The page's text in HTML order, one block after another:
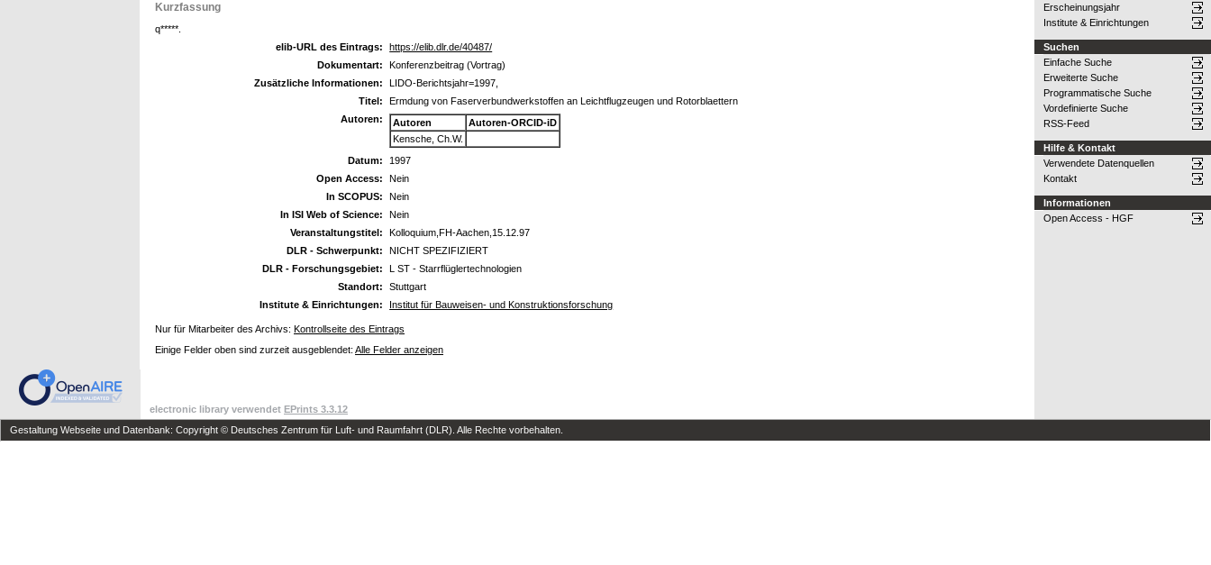
Kurzfassung
q*****.
elib-URL des Eintrags:
https://elib.dlr.de/40487/
Dokumentart:
Konferenzbeitrag (Vortrag)
Zusätzliche Informationen:
LIDO-Berichtsjahr=1997,
Titel:
Ermdung von Faserverbundwerkstoffen an Leichtflugzeugen und Rotorblaettern
Autoren:
Autoren
Autoren-ORCID-iD
Kensche, Ch.W.
Datum:
1997
Open Access:
Nein
In SCOPUS:
Nein
In ISI Web of Science:
Nein
Veranstaltungstitel:
Kolloquium,FH-Aachen,15.12.97
DLR - Schwerpunkt:
NICHT SPEZIFIZIERT
DLR - Forschungsgebiet:
L ST - Starrflüglertechnologien
Standort:
Stuttgart
Institute & Einrichtungen:
Institut für Bauweisen- und Konstruktionsforschung
Nur für Mitarbeiter des Archivs: Kontrollseite des Eintrags
Einige Felder oben sind zurzeit ausgeblendet: Alle Felder anzeigen
Erscheinungsjahr
Institute & Einrichtungen
Suchen
Einfache Suche
Erweiterte Suche
Programmatische Suche
Vordefinierte Suche
RSS-Feed
Hilfe & Kontakt
Verwendete Datenquellen
Kontakt
Informationen
Open Access - HGF
electronic library verwendet EPrints 3.3.12
Gestaltung Webseite und Datenbank: Copyright © Deutsches Zentrum für Luft- und Raumfahrt (DLR). Alle Rechte vorbehalten.